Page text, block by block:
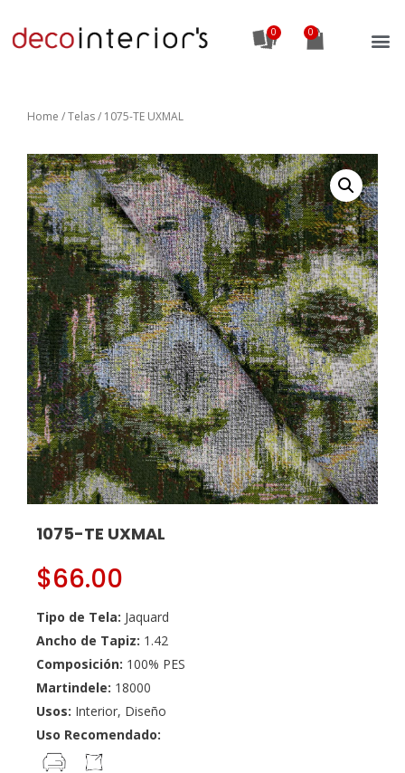
0
Home /Telas/ 1075-TE UXMAL
1075-TE UXMAL
$66.00
Tipo de Tela: Jaquard
Ancho de Tapiz: 1.42
Composición: 100% PES
Martindele: 18000
Usos: Interior, Diseño
Uso Recomendado: